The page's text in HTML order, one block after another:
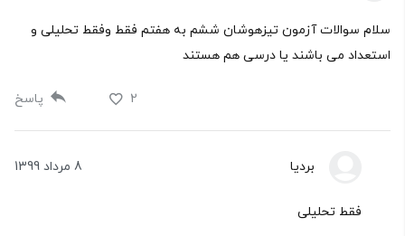
سلام سوالات آزمون تیزهوشان ششم به هفتم فقط وفقط تحلیلی و
استعداد می باشند یا درسی هم هستند
2 پاسخ
بردیا 8 مرداد 1399
فقط تحلیلی